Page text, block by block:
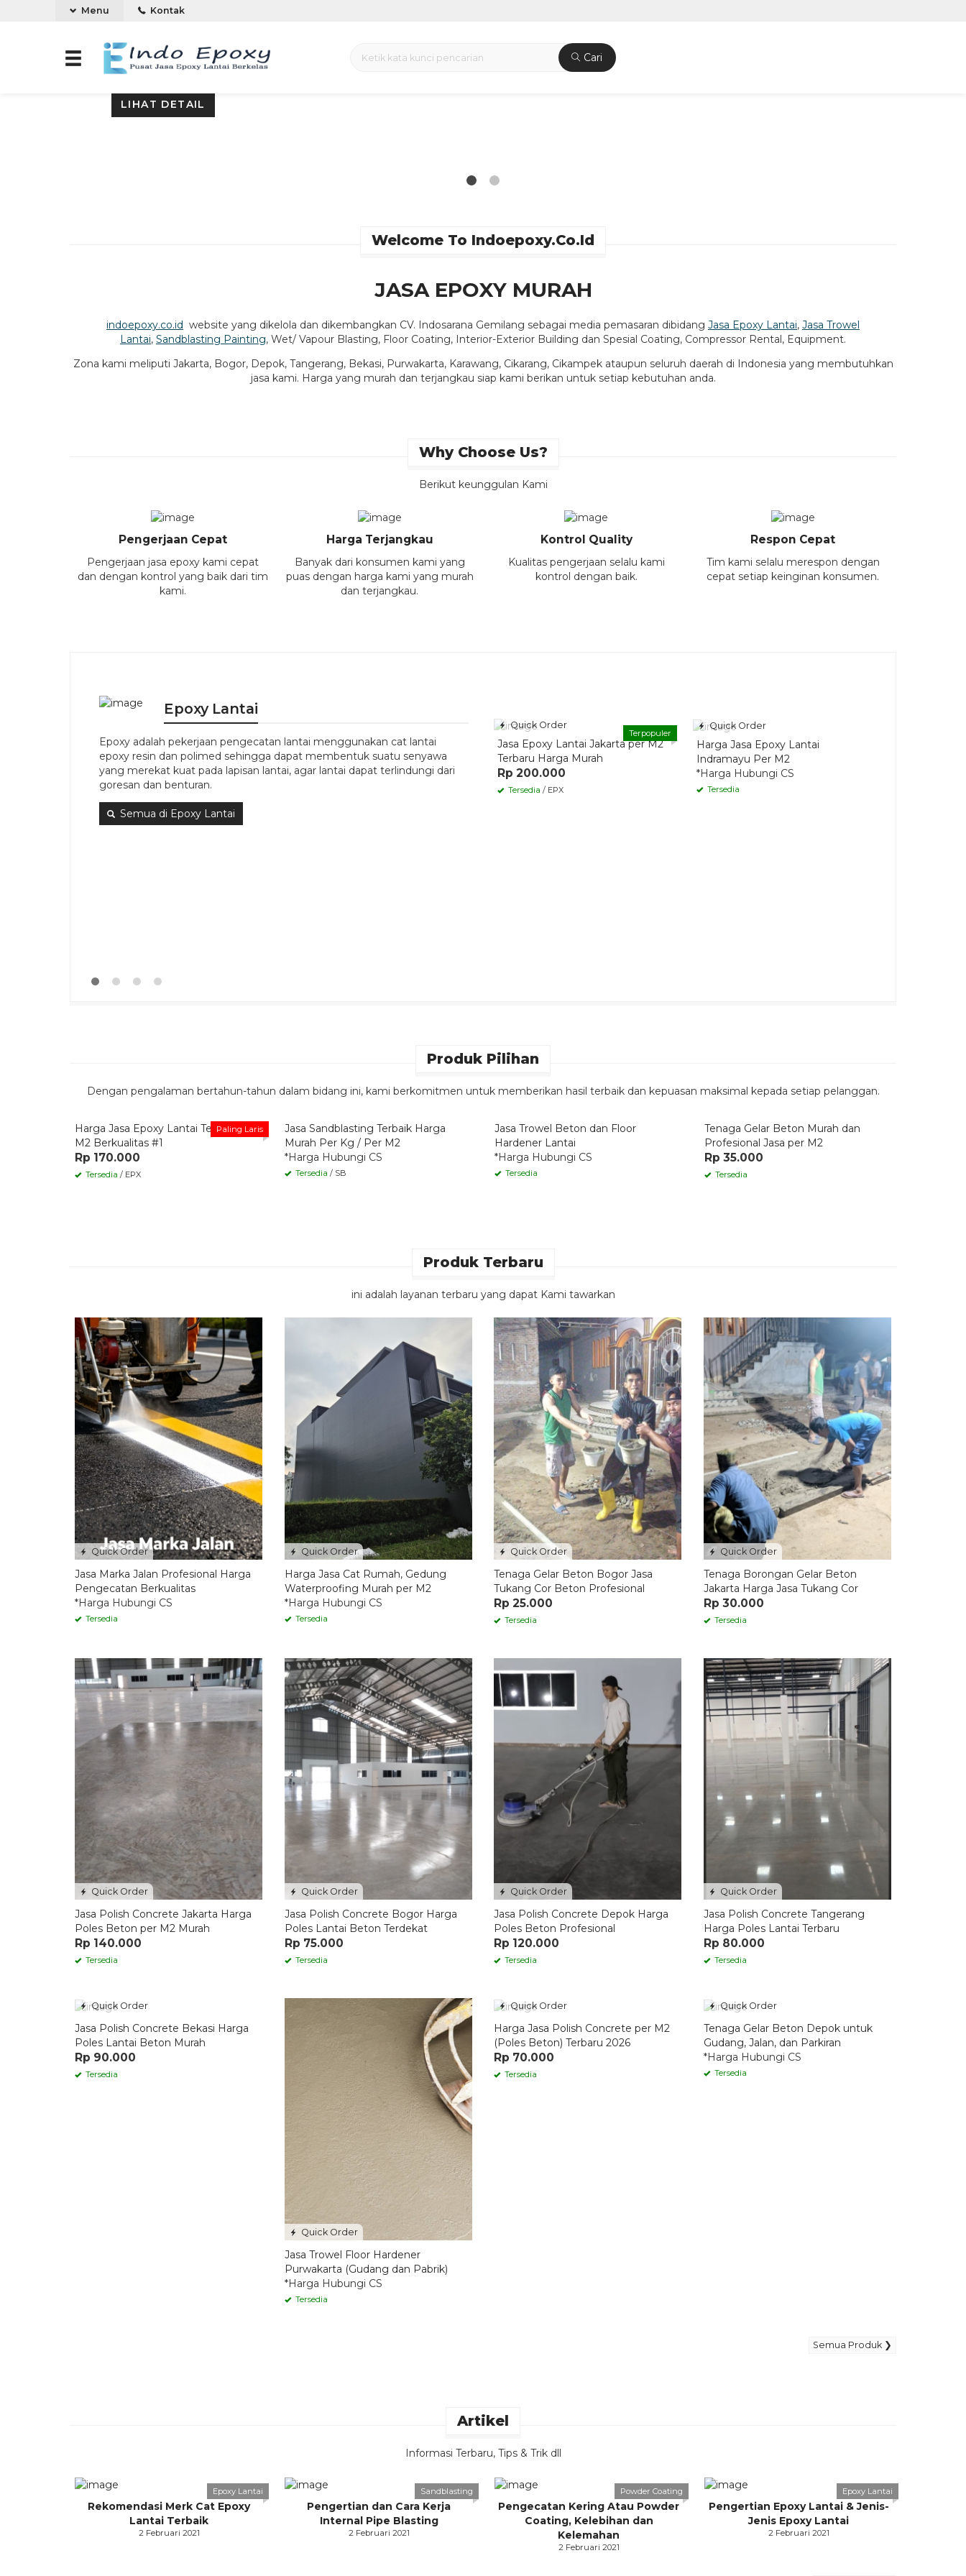
Menu Kontak
Cari
HARGA JASA EPOXY MURAH
LIHAT DETAIL
Welcome To Indoepoxy.co.id
JASA EPOXY MURAH
indoepoxy.co.id website yang dikelola dan dikembangkan CV. Indosarana Gemilang sebagai media pemasaran dibidang Jasa Epoxy Lantai, Jasa Trowel
Lantai, Sandblasting Painting, Wet/ Vapour Blasting, Floor Coating, Interior-Exterior Building dan Spesial Coating, Compressor Rental, Equipment.
Zona kami meliputi Jakarta, Bogor, Depok, Tangerang, Bekasi, Purwakarta, Karawang, Cikarang, Cikampek ataupun seluruh daerah di Indonesia yang membutuhkan
jasa kami. Harga yang murah dan terjangkau siap kami berikan untuk setiap kebutuhan anda.
Why Choose Us?
Berikut keunggulan Kami
Pengerjaan Cepat
Pengerjaan jasa epoxy kami cepat
dan dengan kontrol yang baik dari tim
kami.
Harga Terjangkau
Banyak dari konsumen kami yang
puas dengan harga kami yang murah
dan terjangkau.
Kontrol Quality
Kualitas pengerjaan selalu kami
kontrol dengan baik.
Respon Cepat
Tim kami selalu merespon dengan
cepat setiap keinginan konsumen.
Epoxy Lantai
Epoxy adalah pekerjaan pengecatan lantai menggunakan cat lantai
epoxy resin dan polimed sehingga dapat membentuk suatu senyawa
yang merekat kuat pada lapisan lantai, agar lantai dapat terlindungi dari
goresan dan benturan.
Semua di Epoxy Lantai
Quick Order
Terpopuler
Jasa Epoxy Lantai Jakarta per M2
Terbaru Harga Murah
Rp 200.000
Tersedia / EPX
Quick Order
Harga Jasa Epoxy Lantai
Indramayu Per M2
*Harga Hubungi CS
Tersedia
Produk Pilihan
Dengan pengalaman bertahun-tahun dalam bidang ini, kami berkomitmen untuk memberikan hasil terbaik dan kepuasan maksimal kepada setiap pelanggan.
Paling Laris
Harga Jasa Epoxy Lantai Terbaru per
M2 Berkualitas #1
Rp 170.000
Tersedia / EPX
Jasa Sandblasting Terbaik Harga
Murah Per Kg / Per M2
*Harga Hubungi CS
Tersedia / SB
Jasa Trowel Beton dan Floor
Hardener Lantai
*Harga Hubungi CS
Tersedia
Tenaga Gelar Beton Murah dan
Profesional Jasa per M2
Rp 35.000
Tersedia
Produk Terbaru
ini adalah layanan terbaru yang dapat Kami tawarkan
Quick Order
Jasa Marka Jalan Profesional Harga
Pengecatan Berkualitas
*Harga Hubungi CS
Tersedia
Quick Order
Harga Jasa Cat Rumah, Gedung
Waterproofing Murah per M2
*Harga Hubungi CS
Tersedia
Quick Order
Tenaga Gelar Beton Bogor Jasa
Tukang Cor Beton Profesional
Rp 25.000
Tersedia
Quick Order
Tenaga Borongan Gelar Beton
Jakarta Harga Jasa Tukang Cor
Rp 30.000
Tersedia
Quick Order
Jasa Polish Concrete Jakarta Harga
Poles Beton per M2 Murah
Rp 140.000
Tersedia
Quick Order
Jasa Polish Concrete Bogor Harga
Poles Lantai Beton Terdekat
Rp 75.000
Tersedia
Quick Order
Jasa Polish Concrete Depok Harga
Poles Beton Profesional
Rp 120.000
Tersedia
Quick Order
Jasa Polish Concrete Tangerang
Harga Poles Lantai Terbaru
Rp 80.000
Tersedia
Quick Order
Jasa Polish Concrete Bekasi Harga
Poles Lantai Beton Murah
Rp 90.000
Tersedia
Quick Order
Jasa Trowel Floor Hardener
Purwakarta (Gudang dan Pabrik)
*Harga Hubungi CS
Tersedia
Quick Order
Harga Jasa Polish Concrete per M2
(Poles Beton) Terbaru 2026
Rp 70.000
Tersedia
Quick Order
Tenaga Gelar Beton Depok untuk
Gudang, Jalan, dan Parkiran
*Harga Hubungi CS
Tersedia
Semua Produk ❯
Artikel
Informasi Terbaru, Tips & Trik dll
Epoxy Lantai
Rekomendasi Merk Cat Epoxy
Lantai Terbaik
2 Februari 2021
Sandblasting
Pengertian dan Cara Kerja
Internal Pipe Blasting
2 Februari 2021
Powder Coating
Pengecatan Kering Atau Powder
Coating, Kelebihan dan
Kelemahan
2 Februari 2021
Epoxy Lantai
Pengertian Epoxy Lantai & Jenis-
Jenis Epoxy Lantai
2 Februari 2021